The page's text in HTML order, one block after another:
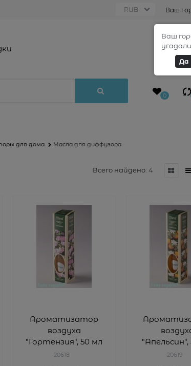
Ваш
0
для дома Масла для диффузора
Всего найдено: 4
Ароматизатор
воздуха
"Гортензия", 50 мл
20618
"Апельсин",
20619
Ваш
Да